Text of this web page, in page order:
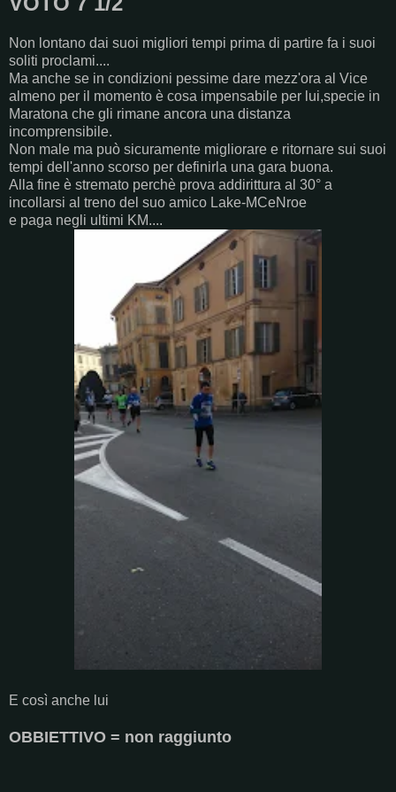
Non lontano dai suoi migliori tempi prima di partire fa i suoi
soliti proclami....
Ma anche se in condizioni pessime dare mezz'ora al Vice
almeno per il momento è cosa impensabile per lui,specie in
Maratona che gli rimane ancora una distanza
incomprensibile.
Non male ma può sicuramente migliorare e ritornare sui suoi
tempi dell'anno scorso per definirla una gara buona.
Alla fine è stremato perchè prova addirittura al 30° a
incollarsi al treno del suo amico Lake-MCeNroe
e paga negli ultimi KM....
E così anche lui
OBBIETTIVO = non raggiunto